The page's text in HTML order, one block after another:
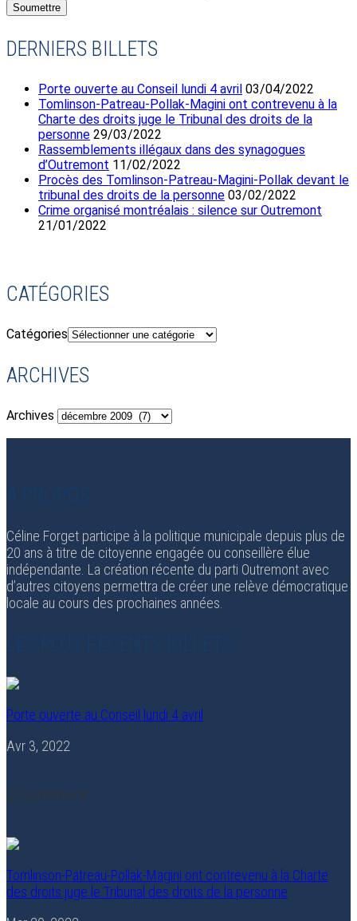
Soumettre
DERNIERS BILLETS
Porte ouverte au Conseil lundi 4 avril 03/04/2022
Tomlinson-Patreau-Pollak-Magini ont contrevenu à la
Charte des droits juge le Tribunal des droits de la
personne 29/03/2022
Rassemblements illégaux dans des synagogues
d’Outremont 11/02/2022
Procès des Tomlinson-Patreau-Magini-Pollak devant le
tribunal des droits de la personne 03/02/2022
Crime organisé montréalais : silence sur Outremont
21/01/2022
CATÉGORIES
Catégories
ARCHIVES
Archives
À PROPOS
Céline Forget participe à la politique municipale depuis plus de
20 ans à titre de citoyenne engagée ou conseillère élue
indépendante. La création récente du parti Outremont avec
d’autres citoyens permettra de créer une relève démocratique
locale au cours des prochaines années.
LES PLUS RÉCENTS BILLETS
Porte ouverte au Conseil lundi 4 avril
Avr 3, 2022
0 Comment
Tomlinson-Patreau-Pollak-Magini ont contrevenu à la Charte
des droits juge le Tribunal des droits de la personne